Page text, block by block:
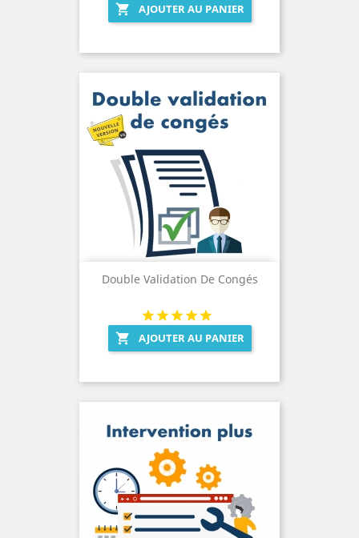
 AJOUTER AU PANIER
Double Validation De Congés
 AJOUTER AU PANIER